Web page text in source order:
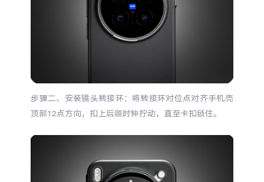
全部X机型
全部iQOO机型 对比iQOO机型
vivo WATCH GT 2 vivo Vision
步骤二、安装镜头转接环：将转接环对位点对齐手机壳
顶部12点方向，扣上后顺时钟拧动，直至卡扣锁住。